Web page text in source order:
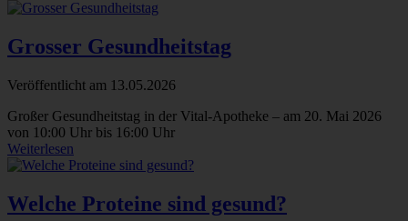
Grosser Gesundheitstag
Veröffentlicht am 13.05.2026
Großer Gesundheitstag in der Vital-Apotheke – am 20. Mai 2026
von 10:00 Uhr bis 16:00 Uhr
Weiterlesen
Welche Proteine sind gesund?